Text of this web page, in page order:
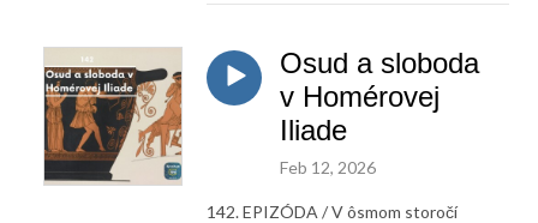
Osud a sloboda
v Homérovej
Iliade
Feb 12, 2026
142. EPIZÓDA / V ôsmom storočí